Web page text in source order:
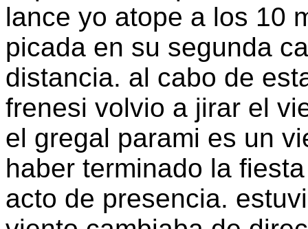
lance yo atope a los 10
picada en su segunda
distancia. al cabo de
frenesi volvio a jirar el
el gregal parami es un
haber terminado la
acto de presencia.